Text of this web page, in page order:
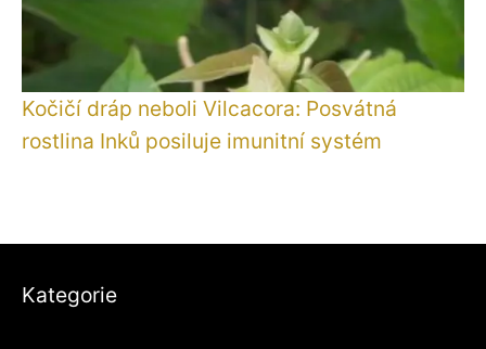
Kočičí dráp neboli Vilcacora: Posvátná
rostlina Inků posiluje imunitní systém
Kategorie